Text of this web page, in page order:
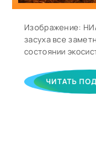
Изображение:
засуха все
состоянии
ЧИТАТЬ